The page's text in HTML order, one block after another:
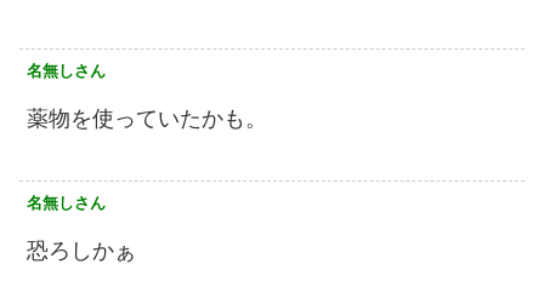
名無しさん
薬物を使っていたかも。
名無しさん
恐ろしかぁ